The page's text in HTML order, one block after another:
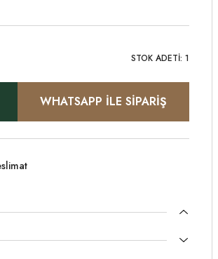
STOK ADETİ: 1
WHATSAPP İLE SİPARİŞ